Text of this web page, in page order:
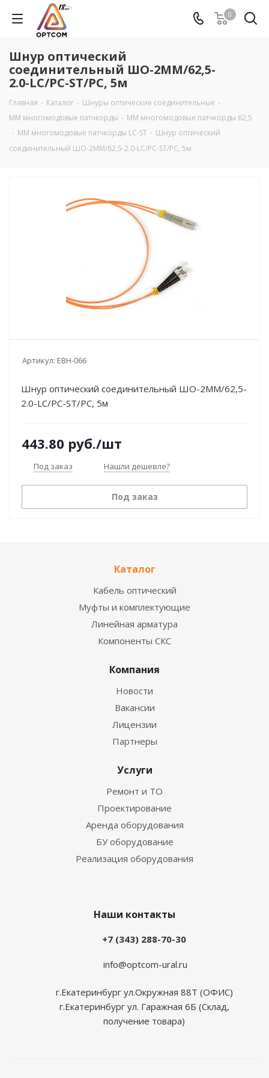
0
Шнур оптический
соединительный ШО-2МM/62,5-
2.0-LC/PC-ST/PC, 5м
Главная - Каталог - Шнуры оптические соединительные -
MM многомодовые патчкорды - ММ многомодовые патчкорды 62,5
- ММ многомодовые патчкорды LC-ST - Шнур оптический
соединительный ШО-2МM/62,5-2.0-LC/PC-ST/PC, 5м
Артикул: EBH-066
Шнур оптический соединительный ШО-2МM/62,5-
2.0-LC/PC-ST/PC, 5м
443.80 руб./шт
Под заказ Нашли дешевле?
Под заказ
Каталог
Кабель оптический
Муфты и комплектующие
Линейная арматура
Компоненты СКС
Компания
Новости
Вакансии
Лицензии
Партнеры
Услуги
Ремонт и ТО
Проектирование
Аренда оборудования
БУ оборудование
Реализация оборудования
Наши контакты
+7 (343) 288-70-30
info@optcom-ural.ru
г.Екатеринбург ул.Окружная 88Т (ОФИС)
г.Екатеринбург ул. Гаражная 6Б (Склад,
получение товара)